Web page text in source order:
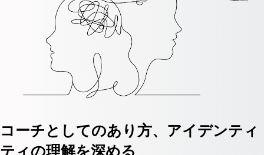
コーチとしてのあり方、アイデンティ
ティの理解を深める